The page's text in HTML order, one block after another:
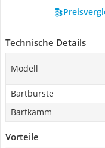
Technische Details
Modell
Bartbürste
Bartkamm
Vorteile